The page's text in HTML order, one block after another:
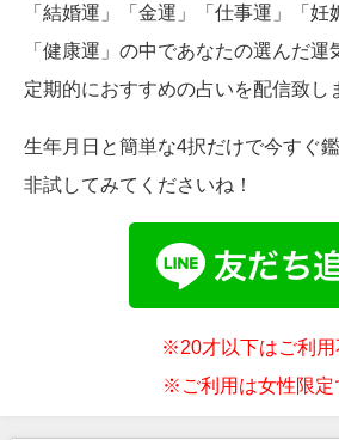
「結婚運」「金運」「仕事運」「妊
「健康運」の中であなたの選んだ運
定期的におすすめの占いを配信致し
生年月日と簡単な4択だけで今すぐ
非試してみてくださいね！
※20才以下はご利用
※ご利用は女性限定